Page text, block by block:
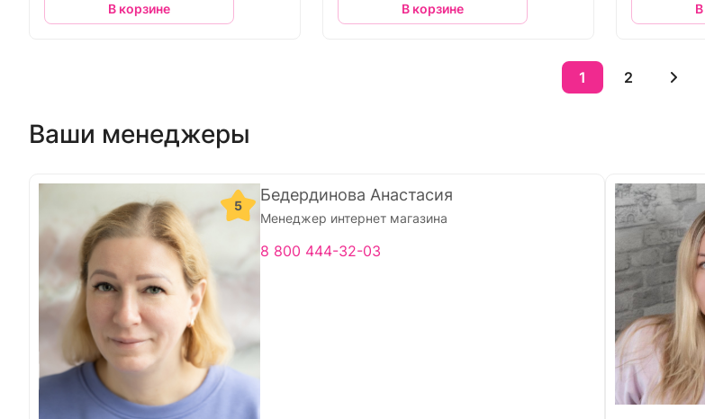
В корзине В корзине
1 2
Ваши менеджеры
5
Бедердинова Анастасия
Менеджер интернет магазина
8 800 444-32-03